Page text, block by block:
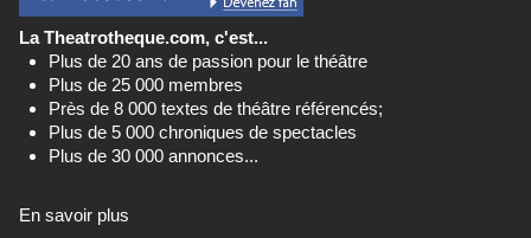
La Theatrotheque.com, c'est...
Plus de 20 ans de passion pour le théâtre
Plus de 25 000 membres
Près de 8 000 textes de théâtre référencés;
Plus de 5 000 chroniques de spectacles
Plus de 30 000 annonces...
En savoir plus